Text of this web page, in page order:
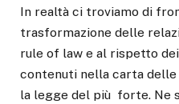
In realtà ci troviamo di
trasformazione delle
rule of law e al rispetto
contenuti nella carta
la legge del più forte. Ne